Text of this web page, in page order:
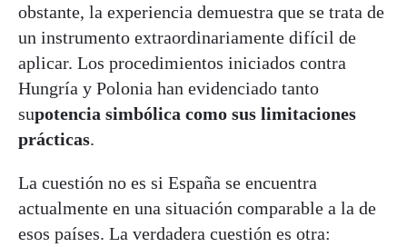
obstante, la experiencia demuestra que se trata de
un instrumento extraordinariamente difícil de
aplicar. Los procedimientos iniciados contra
Hungría y Polonia han evidenciado tanto
supotencia simbólica como sus limitaciones
prácticas.
La cuestión no es si España se encuentra
actualmente en una situación comparable a la de
esos países. La verdadera cuestión es otra: